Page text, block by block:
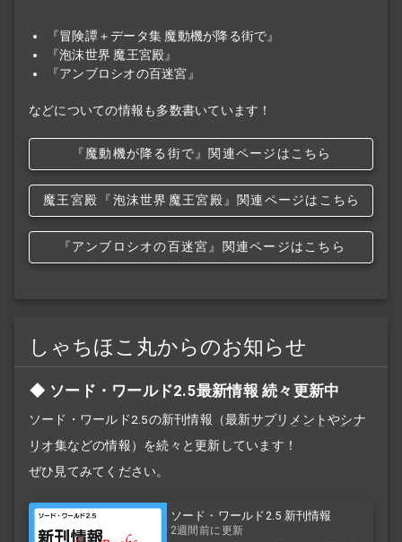
『冒険譚＋データ集 魔動機が降る街で』
『泡沫世界 魔王宮殿』
『アンブロシオの百迷宮』
などについての情報も多数書いています！
『魔動機が降る街で』関連ページはこちら
魔王宮殿 『泡沫世界 魔王宮殿』関連ページはこちら
『アンブロシオの百迷宮』関連ページはこちら
しゃちほこ丸からのお知らせ
ソード・ワールド2.5最新情報 続々更新中
ソード・ワールド2.5の新刊情報（最新サプリメントやシナ
リオ集などの情報）を続々と更新しています！
ぜひ見てみてください。
ソード・ワールド2.5 新刊情報
2週間前に更新